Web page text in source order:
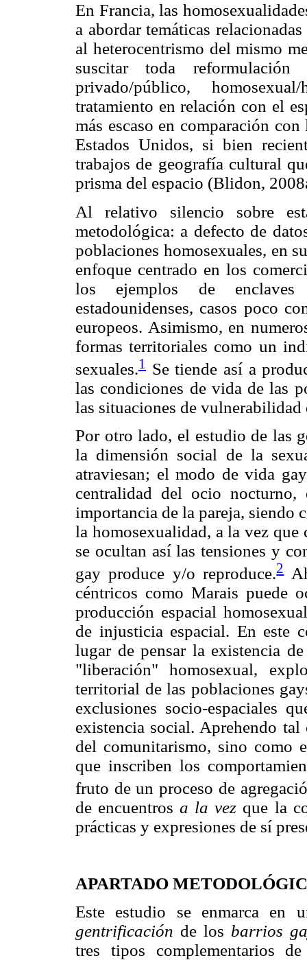
En Francia, las
a abordar temáticas
al heterocentrismo del mismo
suscitar toda
privado/público,
tratamiento en relación con el
más escaso en comparación
Estados Unidos, si bien
trabajos de geografía cultural
prisma del espacio (Blidon,
Al relativo silencio sobre
metodológica: a defecto de
poblaciones homosexuales, en
enfoque centrado en los
los ejemplos de enclaves
estadounidenses, casos poco
europeos. Asimismo, en
formas territoriales como un
sexuales.1
Se tiende así a
las condiciones de vida de las
las situaciones de vulnerabilidad
Por otro lado, el estudio de las
la dimensión social de la
atraviesan; el modo de vida
centralidad del ocio
importancia de la pareja, siendo
la homosexualidad, a la vez
se ocultan así las tensiones y
gay produce y/o reproduce.2
céntricos como Marais puede
producción espacial
de injusticia espacial. En este
lugar de pensar la existencia
"liberación" homosexual,
territorial de las poblaciones
exclusiones socio-espaciales
existencia social. Aprehendo
del comunitarismo, sino como
que inscriben los
fruto de un proceso de
de encuentrosa la vez que la
prácticas y expresiones de sí
APARTADO
Este estudio se enmarca en
gentrificación de los barrios
tres tipos complementarios